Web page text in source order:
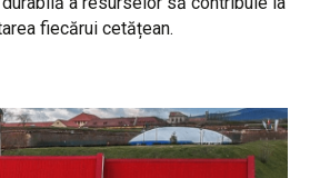
fiecărui cetățean.